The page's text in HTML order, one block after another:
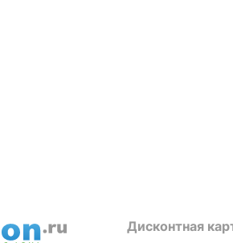
Дисконтная